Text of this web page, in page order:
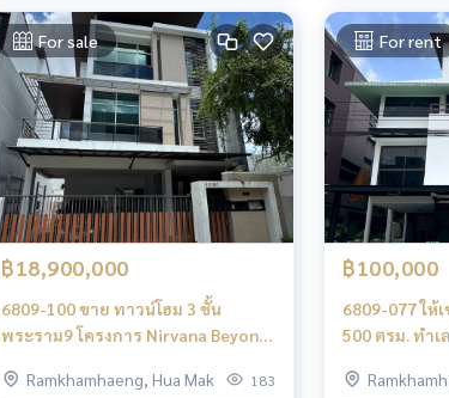
For sale
฿18,900,000
6809-100 ขาย ทาวน์โฮม 3 ชั้น
พระราม9 โครงการ Nirvana Beyond
Ramkhamhaeng, Hua Mak
183
For rent
฿100,000
6809-077 ให้
500 ตรม. ทำ